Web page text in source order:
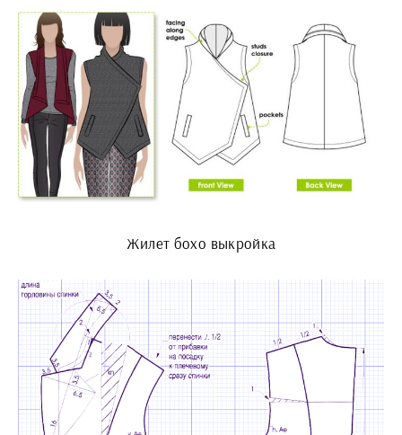
Жилет бохо выкройка